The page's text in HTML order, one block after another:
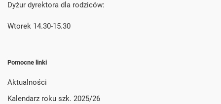
Dyżur dyrektora dla rodziców:
Wtorek 14.30-15.30
Pomocne linki
Aktualności
Kalendarz roku szk. 2025/26